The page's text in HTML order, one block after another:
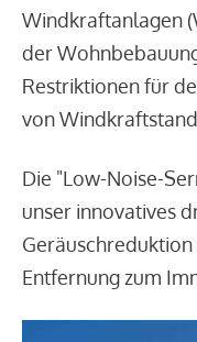
Windkraftanlagen
der
Restriktionen für
von
Die "Low-Noise-
unser innovatives
Geräuschreduktion
Entfernung zum